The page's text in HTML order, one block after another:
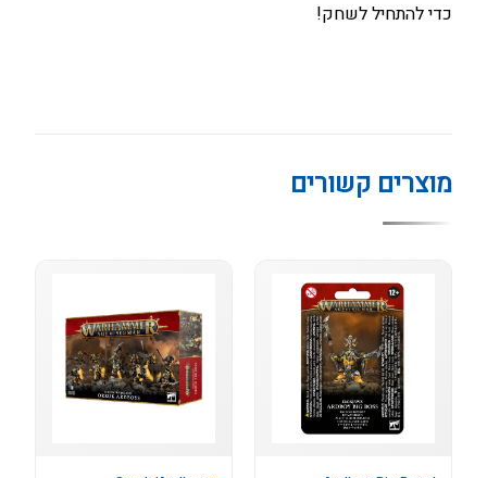
כדי להתחיל לשחק!
מוצרים קשורים